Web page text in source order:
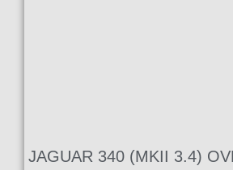
JAGUAR 340 (MKII 3.4)